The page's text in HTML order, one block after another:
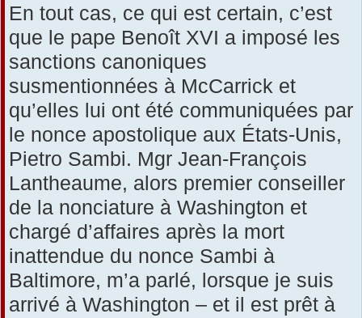
En tout cas, ce qui est certain, c’est
que le pape Benoît XVI a imposé les
sanctions canoniques
susmentionnées à McCarrick et
qu’elles lui ont été communiquées par
le nonce apostolique aux États-Unis,
Pietro Sambi. Mgr Jean-François
Lantheaume, alors premier conseiller
de la nonciature à Washington et
chargé d’affaires après la mort
inattendue du nonce Sambi à
Baltimore, m’a parlé, lorsque je suis
arrivé à Washington – et il est prêt à